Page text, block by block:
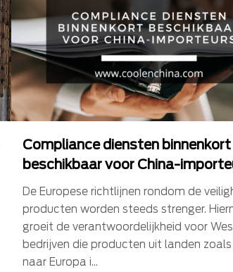
Compliance diensten binnenkort
beschikbaar voor China-
De Europese richtlijnen rondom de
producten worden steeds strenger.
groeit de verantwoordelijkheid voor
bedrijven die producten uit landen zoals
naar Europa i...